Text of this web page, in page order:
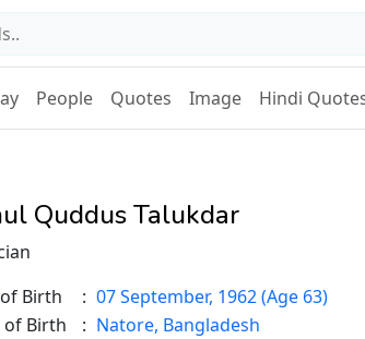
People Quotes Image Hindi
Quddus Talukdar
Birth
: 07 September, 1962 (Age 63)
of Birth
: Natore, Bangladesh